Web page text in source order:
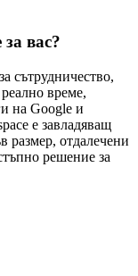
вас?
сътрудничество,
време,
на Google и
е завладяващ
размер, отдалечени
решение за